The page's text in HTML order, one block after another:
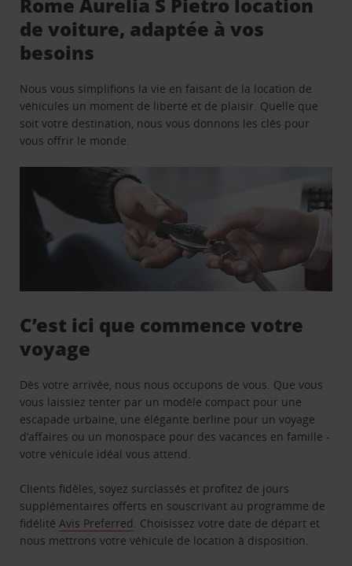
de voiture, adaptée à vos
besoins
Nous vous simplifions la vie en faisant de la location de
véhicules un moment de liberté et de plaisir. Quelle que
soit votre destination, nous vous donnons les clés pour
vous offrir le monde.
C’est ici que commence votre
voyage
Dès votre arrivée, nous nous occupons de vous. Que vous
vous laissiez tenter par un modèle compact pour une
escapade urbaine, une élégante berline pour un voyage
d’affaires ou un monospace pour des vacances en famille -
votre véhicule idéal vous attend.
Clients fidèles, soyez surclassés et profitez de jours
supplémentaires offerts en souscrivant au programme de
fidélitéAvis Preferred. Choisissez votre date de départ et
nous mettrons votre véhicule de location à disposition.